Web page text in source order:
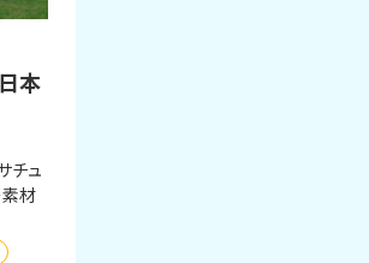
本
チュ
素材